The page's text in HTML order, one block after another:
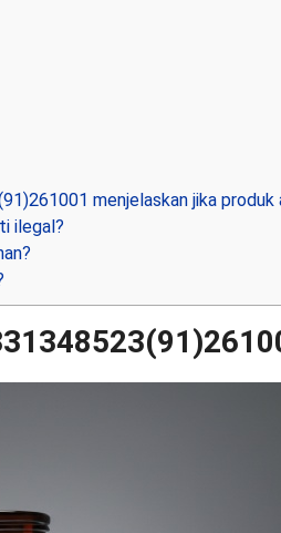
menjelaskan jika produk
ilegal?